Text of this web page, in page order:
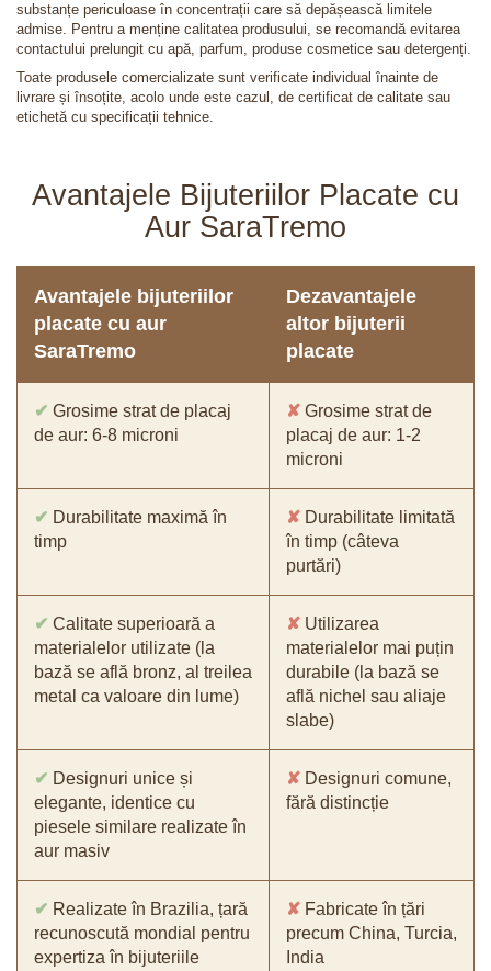
substanțe periculoase în concentrații care să depășească limitele
admise. Pentru a menține calitatea produsului, se recomandă evitarea
contactului prelungit cu apă, parfum, produse cosmetice sau detergenți.
Toate produsele comercializate sunt verificate individual înainte de
livrare și însoțite, acolo unde este cazul, de certificat de calitate sau
etichetă cu specificații tehnice.
Avantajele Bijuteriilor Placate cu
Aur SaraTremo
Avantajele bijuteriilor
placate cu aur
SaraTremo
Dezavantajele
altor bijuterii
placate
✔ Grosime strat de placaj
de aur: 6-8 microni
✘ Grosime strat de
placaj de aur: 1-2
microni
✔ Durabilitate maximă în
timp
✘ Durabilitate limitată
în timp (câteva
purtări)
✔ Calitate superioară a
materialelor utilizate (la
bază se află bronz, al treilea
metal ca valoare din lume)
✘ Utilizarea
materialelor mai puțin
durabile (la bază se
află nichel sau aliaje
slabe)
✔ Designuri unice și
elegante, identice cu
piesele similare realizate în
aur masiv
✘ Designuri comune,
fără distincție
✔ Realizate în Brazilia, țară
recunoscută mondial pentru
expertiza în bijuteriile
✘ Fabricate în țări
precum China, Turcia,
India